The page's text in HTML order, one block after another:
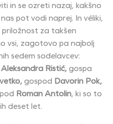
in se ozreti nazaj, kakšno
pot vodi naprej. In véliki,
za takšen
vsi, zagotovo pa najbolj
sedem sodelavcev:
Aleksandra Ristić, gospa
gospod Davorin Pok,
Roman Antolin, ki so to
deset let.